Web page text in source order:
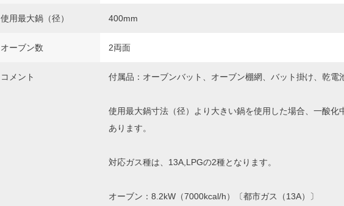
使用最大鍋（径） 400mm
オーブン数 2両面
コメント 付属品：オーブンバット、オーブン棚網、バット掛け、乾電
使用最大鍋寸法（径）より大きい鍋を使用した場合、一酸化
あります。
対応ガス種は、13A,LPGの2種となります。
オーブン：8.2kW（7000kcal/h）〔都市ガス（13A）〕